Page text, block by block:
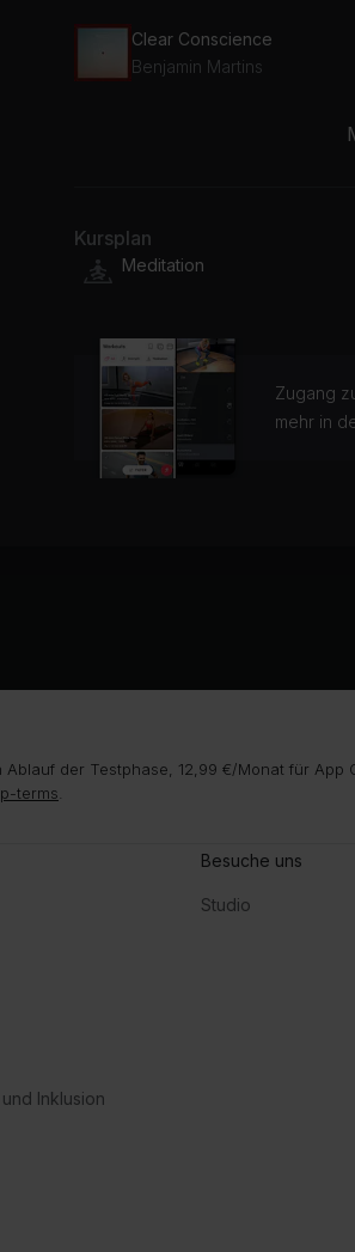
Clear Conscience
Benjamin Martins
Kursplan
Meditation
Zugang
mehr in
der Testphase, 12,99 €/Monat für
terms
Inklusion
Besuche uns
Studio